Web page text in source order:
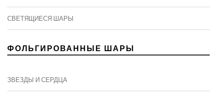
СВЕТЯЩИЕСЯ ШАРЫ
ФОЛЬГИРОВАННЫЕ ШАРЫ
ЗВЕЗДЫ И СЕРДЦА